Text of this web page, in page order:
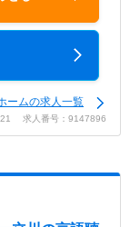
ームの求人一覧
21 求人番号：9147896